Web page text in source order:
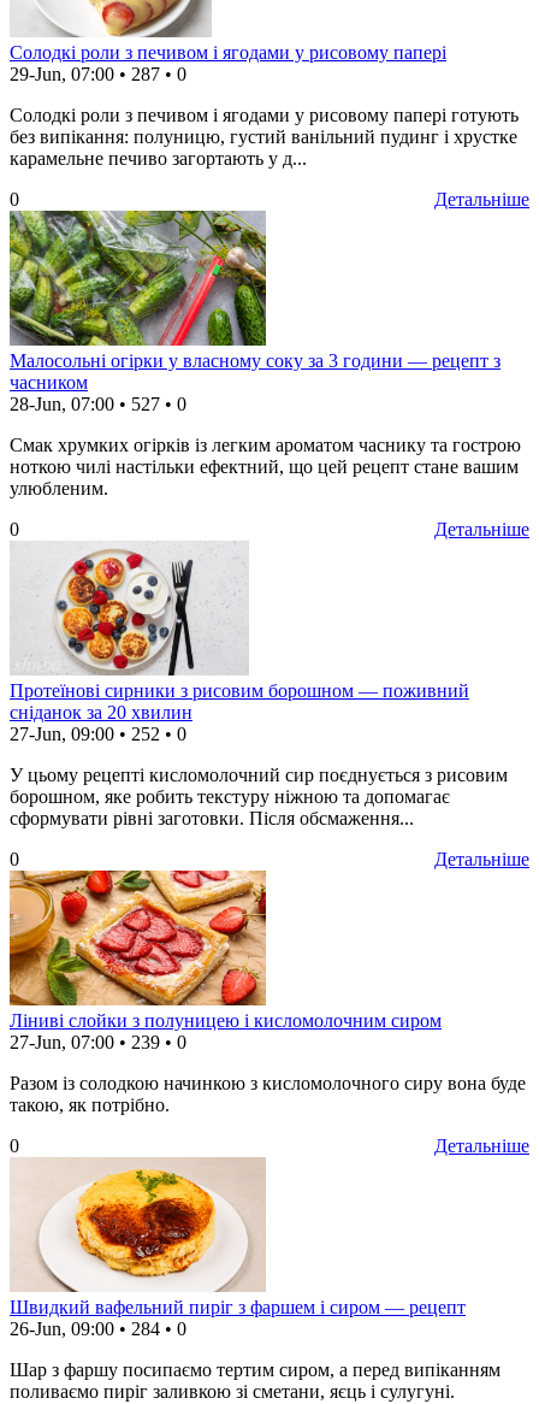
Солодкі роли з печивом і ягодами у рисовому папері
29-Jun, 07:00 • 287 • 0
Солодкі роли з печивом і ягодами у рисовому папері готують
без випікання: полуницю, густий ванільний пудинг і хрустке
карамельне печиво загортають у д...
Детальніше
0
Малосольні огірки у власному соку за 3 години — рецепт з
часником
28-Jun, 07:00 • 527 • 0
Смак хрумких огірків із легким ароматом часнику та гострою
ноткою чилі настільки ефектний, що цей рецепт стане вашим
улюбленим.
Детальніше
0
Протеїнові сирники з рисовим борошном — поживний
сніданок за 20 хвилин
27-Jun, 09:00 • 252 • 0
У цьому рецепті кисломолочний сир поєднується з рисовим
борошном, яке робить текстуру ніжною та допомагає
сформувати рівні заготовки. Після обсмаження...
Детальніше
0
Ліниві слойки з полуницею і кисломолочним сиром
27-Jun, 07:00 • 239 • 0
Разом із солодкою начинкою з кисломолочного сиру вона буде
такою, як потрібно.
Детальніше
0
Швидкий вафельний пиріг з фаршем і сиром — рецепт
26-Jun, 09:00 • 284 • 0
Шар з фаршу посипаємо тертим сиром, а перед випіканням
поливаємо пиріг заливкою зі сметани, яєць і сулугуні.